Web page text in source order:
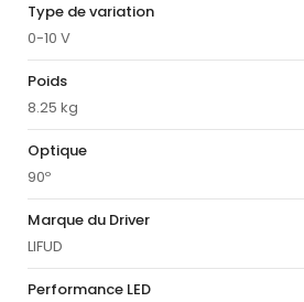
Type de variation
0-10 V
Poids
8.25 kg
Optique
90º
Marque du Driver
LIFUD
Performance LED